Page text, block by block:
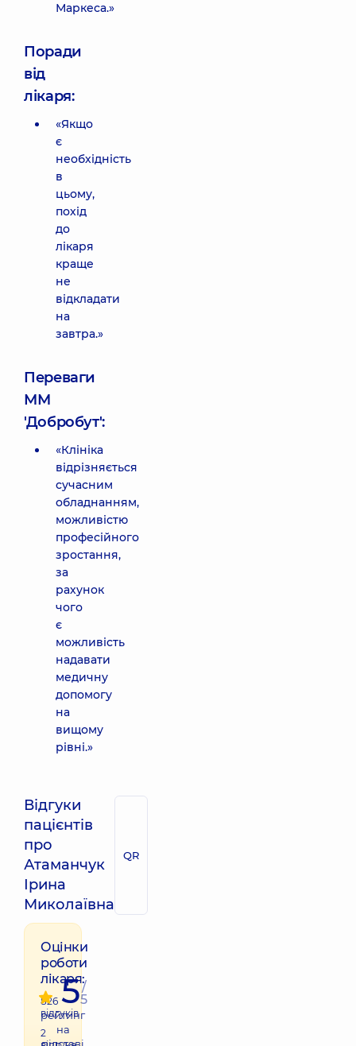
Маркеса.»
Поради
від
лікаря:
«Якщо
є
необхідність
в
цьому,
похід
до
лікаря
краще
не
відкладати
на
завтра.»
Переваги
ММ
'Добробут':
«Клініка
відрізняється
сучасним
обладнанням,
можливістю
професійного
зростання,
за
рахунок
чого
є
можливість
надавати
медичну
допомогу
на
вищому
рівні.»
Відгуки
пацієнтів
про
Атаманчук
Ірина
Миколаївна
QR
Оцінки
роботи
лікаря:
826
відгуків
2
5/
5
рейтинг
на